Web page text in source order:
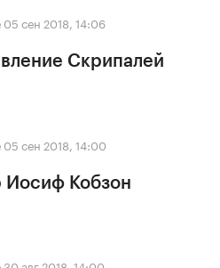
05 сен 2018, 14:06
Скрипалей
05 сен 2018, 14:00
Иосиф Кобзон